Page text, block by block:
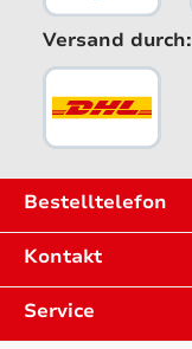
Versand durch:
Bestelltelefon
Kontakt
Service